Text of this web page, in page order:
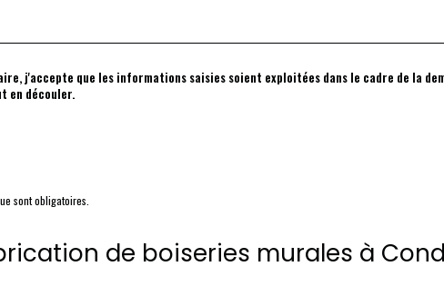
j'accepte que les informations saisies soient exploitées dans le cadre de la
en découler.
sont obligatoires.
de boiseries murales à